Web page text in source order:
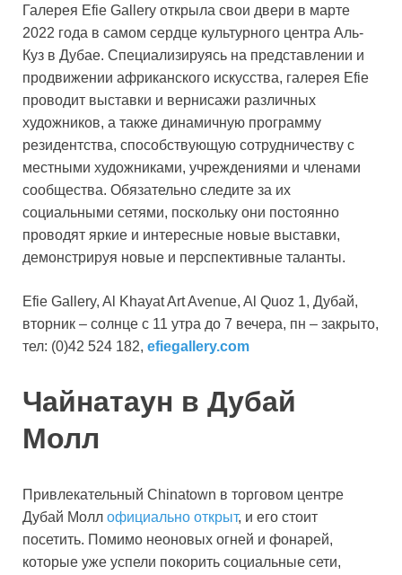
Галерея Efie Gallery открыла свои двери в марте
2022 года в самом сердце культурного центра Аль-
Куз в Дубае. Специализируясь на представлении и
продвижении африканского искусства, галерея Efie
проводит выставки и вернисажи различных
художников, а также динамичную программу
резидентства, способствующую сотрудничеству с
местными художниками, учреждениями и членами
сообщества. Обязательно следите за их
социальными сетями, поскольку они постоянно
проводят яркие и интересные новые выставки,
демонстрируя новые и перспективные таланты.
Efie Gallery, Al Khayat Art Avenue, Al Quoz 1, Дубай,
вторник – солнце с 11 утра до 7 вечера, пн – закрыто,
тел: (0)42 524 182, efiegallery.com
Чайнатаун в Дубай
Молл
Привлекательный Chinatown в торговом центре
Дубай Молл официально открыт, и его стоит
посетить. Помимо неоновых огней и фонарей,
которые уже успели покорить социальные сети,